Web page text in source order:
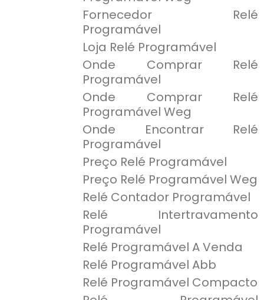
Fornecedor Relé
Programável
Loja Relé Programável
Onde Comprar Relé
Programável
Onde Comprar Relé
Programável Weg
Onde Encontrar Relé
Programável
Preço Relé Programável
Preço Relé Programável Weg
Relé Contador Programável
Relé Intertravamento
Programável
Relé Programável A Venda
Relé Programável Abb
Relé Programável Compacto